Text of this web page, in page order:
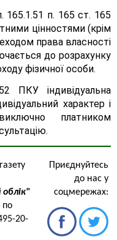
165.1.51 п. 165 ст. 165
цінностями (крім
права власності
до розрахунку
фізичної особи.
ПКУ індивідуальна
характер і
платником
облік"
по
20-
Приєднуйтесь
до нас у
соцмережах: